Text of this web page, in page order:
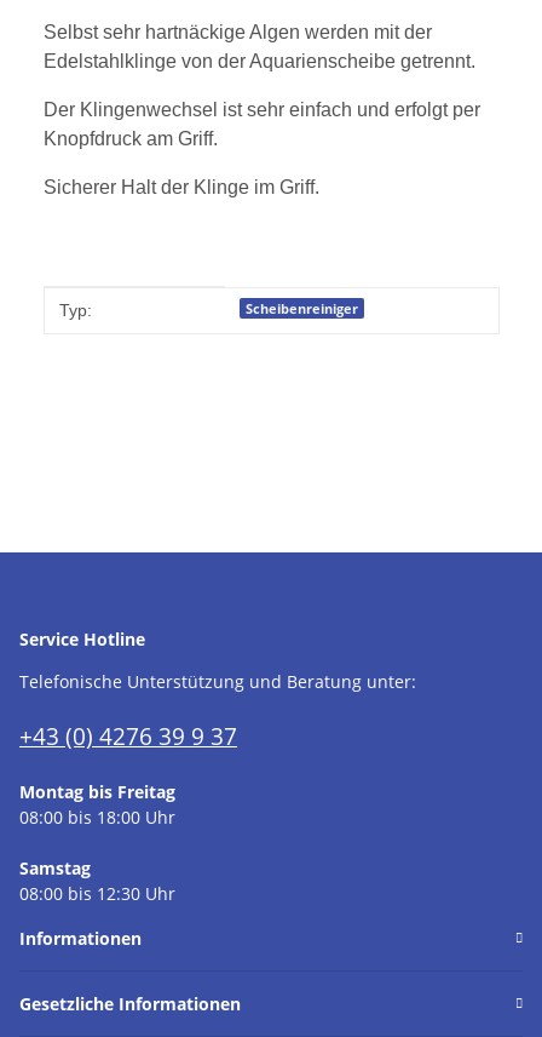
Selbst sehr hartnäckige Algen werden mit der
Edelstahlklinge von der Aquarienscheibe getrennt.
Der Klingenwechsel ist sehr einfach und erfolgt per
Knopfdruck am Griff.
Sicherer Halt der Klinge im Griff.
Produkteigenschaft
Wert
Typ: Scheibenreiniger
Service Hotline
Telefonische Unterstützung und Beratung unter:
+43 (0) 4276 39 9 37
Montag bis Freitag
08:00 bis 18:00 Uhr
Samstag
08:00 bis 12:30 Uhr
Informationen
Gesetzliche Informationen